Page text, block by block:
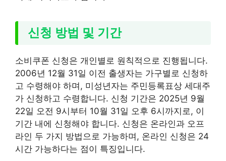
신청 방법 및 기간
소비쿠폰 신청은 개인별로 원칙적으로 진행됩니다.
2006년 12월 31일 이전 출생자는 가구별로 신청하
고 수령해야 하며, 미성년자는 주민등록표상 세대주
가 신청하고 수령합니다. 신청 기간은 2025년 9월
22일 오전 9시부터 10월 31일 오후 6시까지로, 이
기간 내에 신청해야 합니다. 신청은 온라인과 오프
라인 두 가지 방법으로 가능하며, 온라인 신청은 24
시간 가능하다는 점이 특징입니다.